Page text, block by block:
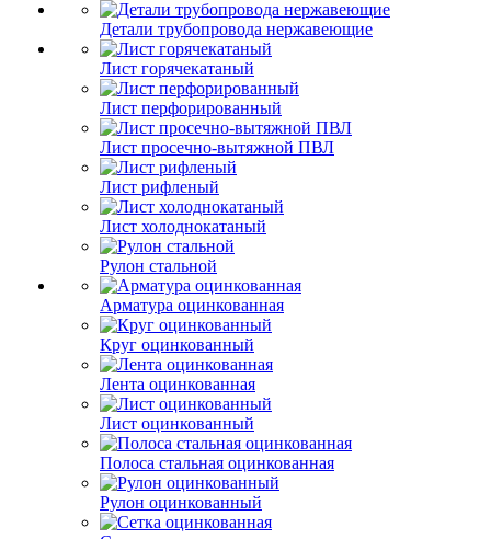
Детали трубопровода нержавеющие
Лист горячекатаный
Лист перфорированный
Лист просечно-вытяжной ПВЛ
Лист рифленый
Лист холоднокатаный
Рулон стальной
Арматура оцинкованная
Круг оцинкованный
Лента оцинкованная
Лист оцинкованный
Полоса стальная оцинкованная
Рулон оцинкованный